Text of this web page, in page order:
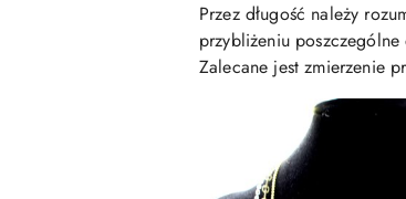
Przez długość należy
przybliżeniu poszczególne
Zalecane jest zmierzenie